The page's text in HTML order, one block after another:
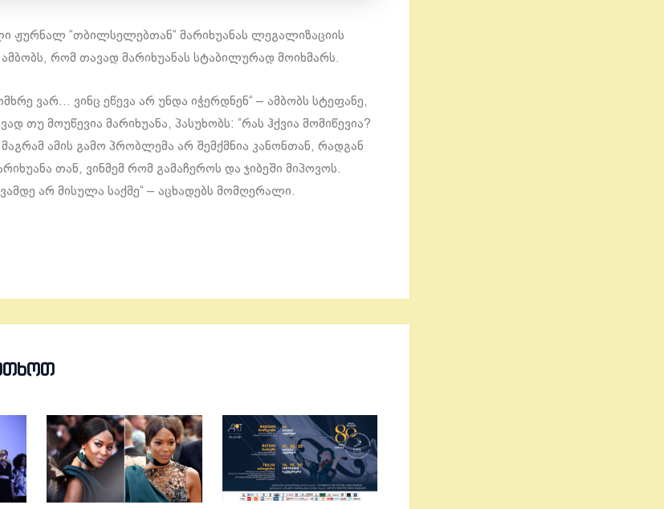
ჟურნალ “თბილსელებთან“ მარიხუანას ლეგალიზაციის
ამბობს, რომ თავად მარიხუანას სტაბილურად მოიხმარს.
ვარ… ვინც ეწევა არ უნდა იჭერდნენ“ – ამბობს სტეფანე,
თუ მოუწევია მარიხუანა, პასუხობს: “რას ჰქვია მომიწევია?
ამის გამო პრობლემა არ შემქმნია კანონთან, რადგან
თან, ვინმემ რომ გამაჩეროს და ჯიბეში მიპოვოს.
არ მისულა საქმე“ – აცხადებს მომღერალი.